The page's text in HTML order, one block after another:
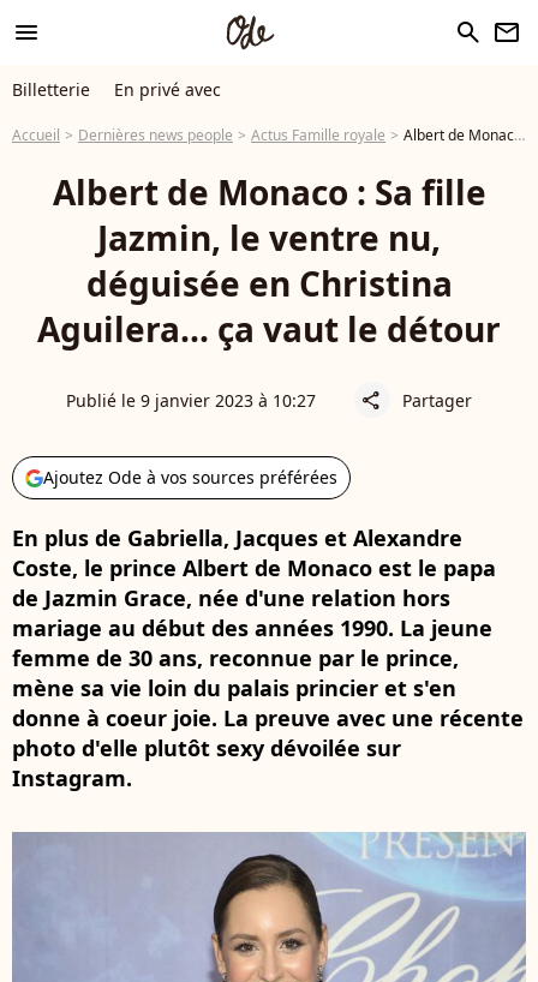
menu search newsletter
Billetterie En privé avec
Accueil Dernières news people Actus Famille royale Albert de Monaco : Sa fille Jazmin, le ventre nu, déguisée en Christina Aguilera... ça vaut le détour
Albert de Monaco : Sa fille
Jazmin, le ventre nu,
déguisée en Christina
Aguilera... ça vaut le détour
Publié le 9 janvier 2023 à 10:27 share Partager
Ajoutez Ode à vos sources préférées
En plus de Gabriella, Jacques et Alexandre
Coste, le prince Albert de Monaco est le papa
de Jazmin Grace, née d'une relation hors
mariage au début des années 1990. La jeune
femme de 30 ans, reconnue par le prince,
mène sa vie loin du palais princier et s'en
donne à coeur joie. La preuve avec une récente
photo d'elle plutôt sexy dévoilée sur
Instagram.